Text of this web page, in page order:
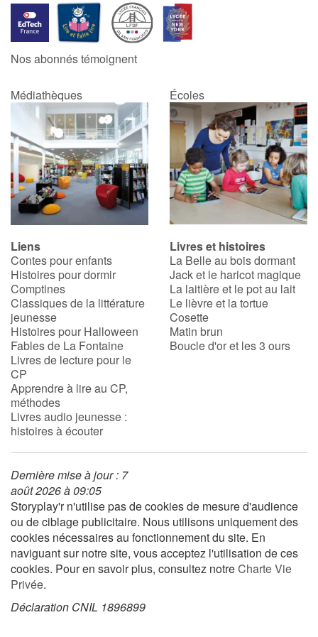
Nos abonnés témoignent
Médiathèques Écoles
Liens
Contes pour enfants
Histoires pour dormir
Comptines
Classiques de la littérature
jeunesse
Histoires pour Halloween
Fables de La Fontaine
Livres de lecture pour le
CP
Apprendre à lire au CP,
méthodes
Livres audio jeunesse :
histoires à écouter
Livres et histoires
La Belle au bois dormant
Jack et le haricot magique
La laitière et le pot au lait
Le lièvre et la tortue
Cosette
Matin brun
Boucle d'or et les 3 ours
Dernière mise à jour : 7
août 2026 à 09:05
Storyplay'r n'utilise pas de cookies de mesure d'audience
ou de ciblage publicitaire. Nous utilisons uniquement des
cookies nécessaires au fonctionnement du site. En
naviguant sur notre site, vous acceptez l'utilisation de ces
cookies. Pour en savoir plus, consultez notreCharte Vie
Privée.
Déclaration CNIL 1896899